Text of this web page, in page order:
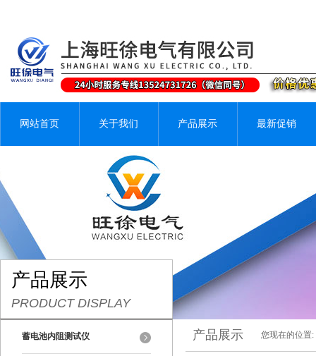
网站首页 关于我们 产品展示 最新促销
产品展示
PRODUCT DISPLAY
蓄电池内阻测试仪 产品展示 您现在的位置: